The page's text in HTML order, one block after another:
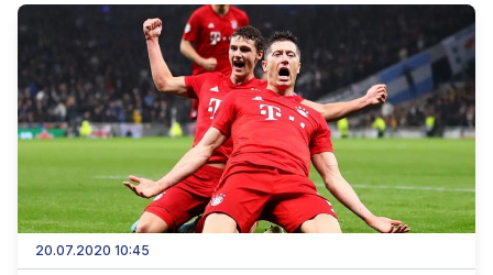
20.07.2020 10:45